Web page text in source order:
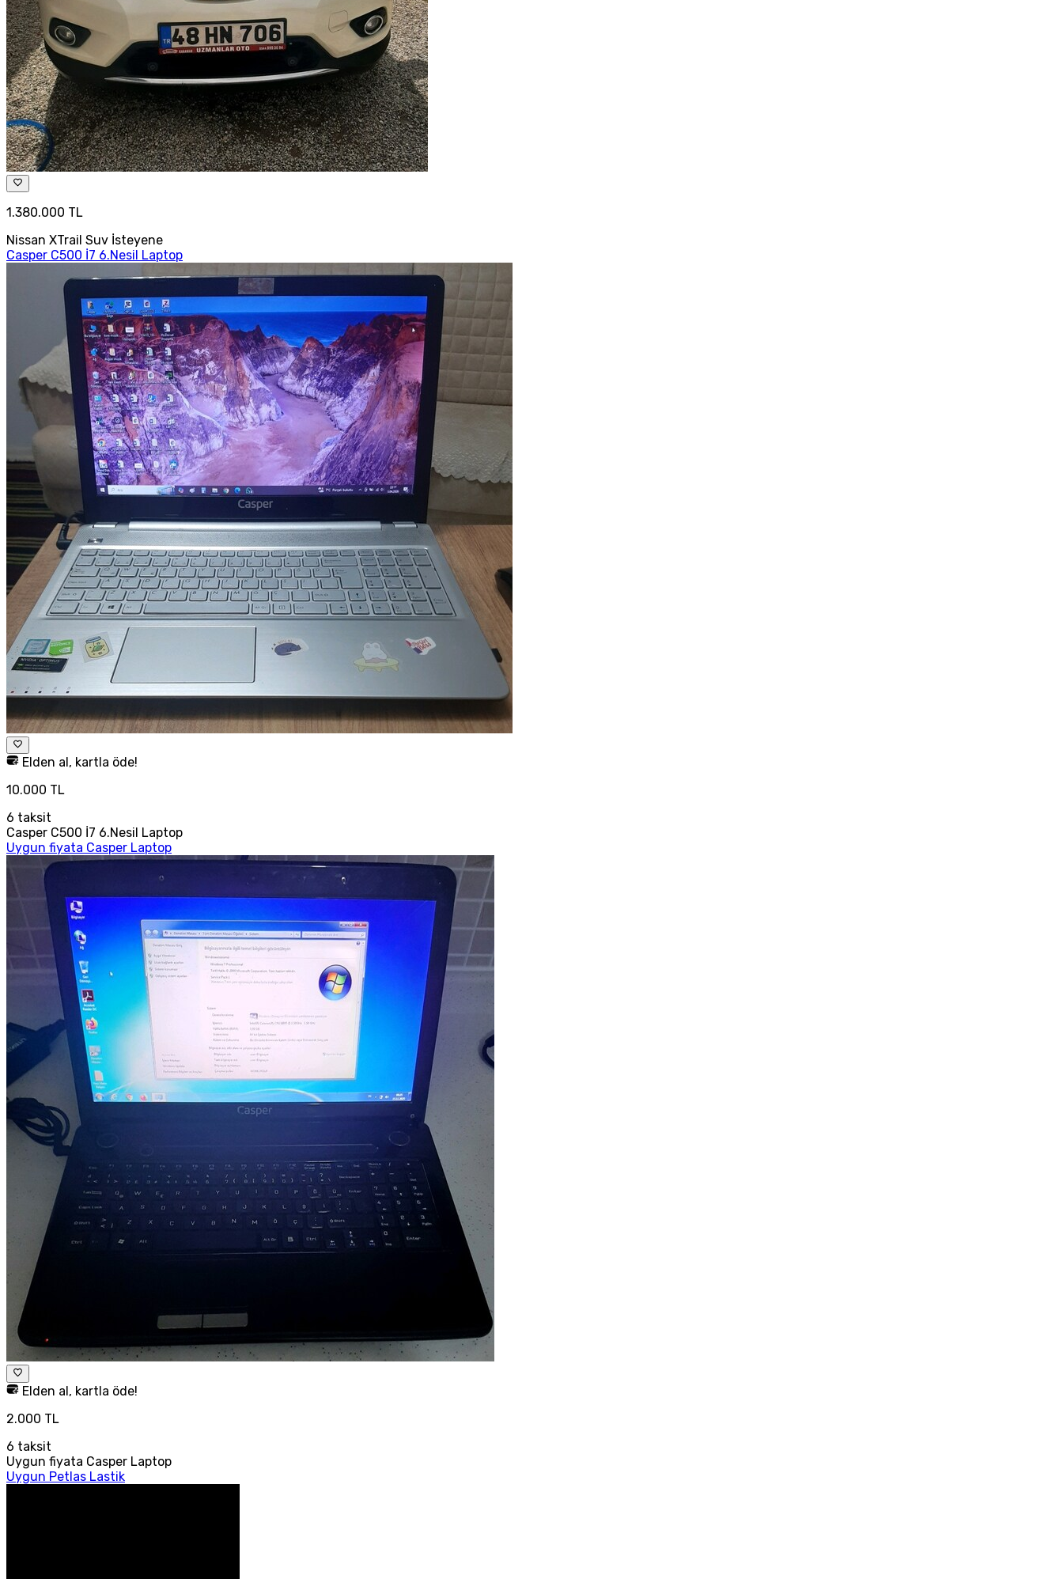
1.380.000 TL
Nissan XTrail Suv İsteyene
Casper C500 İ7 6.Nesil Laptop
Elden al, kartla öde!
10.000 TL
6 taksit
Casper C500 İ7 6.Nesil Laptop
Uygun fiyata Casper Laptop
Elden al, kartla öde!
2.000 TL
6 taksit
Uygun fiyata Casper Laptop
Uygun Petlas Lastik